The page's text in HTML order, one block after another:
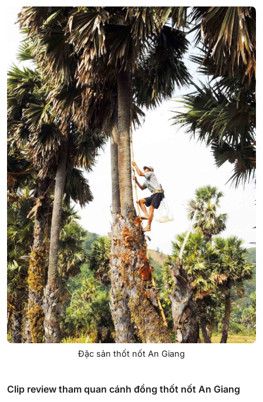
Đặc sản thốt nốt An Giang
Clip review tham quan cánh đồng thốt nốt An Giang